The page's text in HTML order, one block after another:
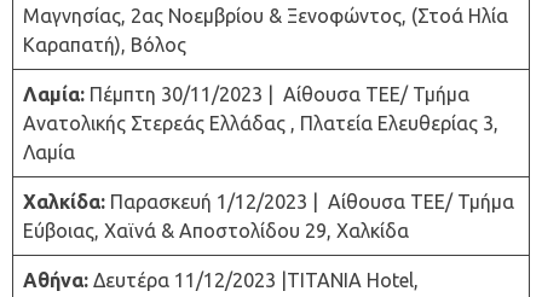
Μαγνησίας, 2ας Νοεμβρίου & Ξενοφώντος, (Στοά Ηλία
Καραπατή), Βόλος
Λαμία: Πέμπτη 30/11/2023 | Αίθουσα ΤΕΕ/ Τμήμα
Ανατολικής Στερεάς Ελλάδας , Πλατεία Ελευθερίας 3,
Λαμία
Χαλκίδα: Παρασκευή 1/12/2023 | Αίθουσα ΤΕΕ/ Τμήμα
Εύβοιας, Χαϊνά & Αποστολίδου 29, Χαλκίδα
Αθήνα: Δευτέρα 11/12/2023 |TITANIA Hotel,